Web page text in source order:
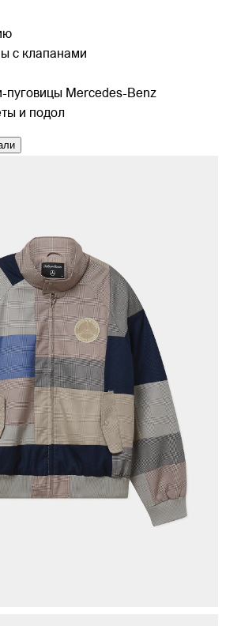
с клапанами
Mercedes-Benz
и подол